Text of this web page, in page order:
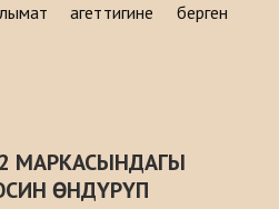
агеттигине берген
МАРКАСЫНДАГЫ
ӨНДҮРҮП